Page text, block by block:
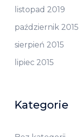
listopad 2019
październik 2015
sierpień 2015
lipiec 2015
Kategorie